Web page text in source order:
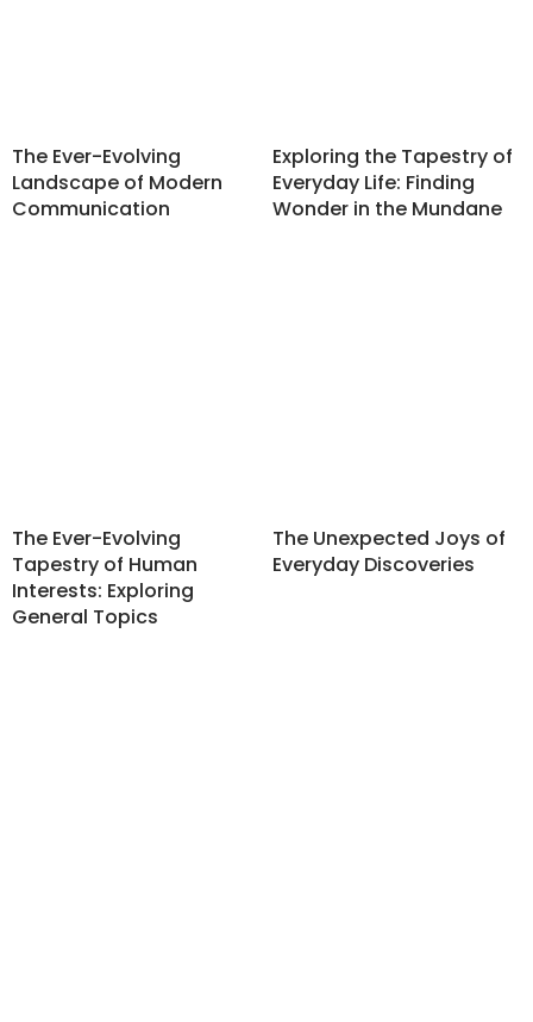
The Ever-Evolving
Landscape of Modern
Communication
Exploring the Tapestry of
Everyday Life: Finding
Wonder in the Mundane
The Ever-Evolving
Tapestry of Human
Interests: Exploring
General Topics
The Unexpected Joys of
Everyday Discoveries